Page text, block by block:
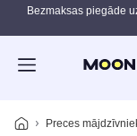
Pāriet uz galveno
Bezmaksas piegāde
Preces